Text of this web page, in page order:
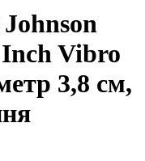
Vibro
3,8 см,